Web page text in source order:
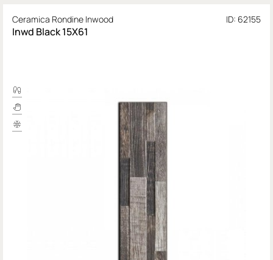
Ceramica Rondine Inwood ID: 62155
Inwd Black 15X61